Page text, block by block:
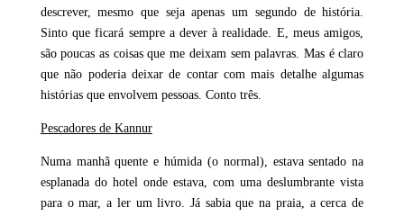
descrever, mesmo que seja apenas um segundo de história.
Sinto que ficará sempre a dever à realidade. E, meus amigos,
são poucas as coisas que me deixam sem palavras. Mas é claro
que não poderia deixar de contar com mais detalhe algumas
histórias que envolvem pessoas. Conto três.
Pescadores de Kannur
Numa manhã quente e húmida (o normal), estava sentado na
esplanada do hotel onde estava, com uma deslumbrante vista
para o mar, a ler um livro. Já sabia que na praia, a cerca de